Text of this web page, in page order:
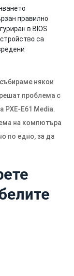
правилно
в BIOS
са
някои
проблема с
PXE-E61 Media.
на компютъра
по едно, за да